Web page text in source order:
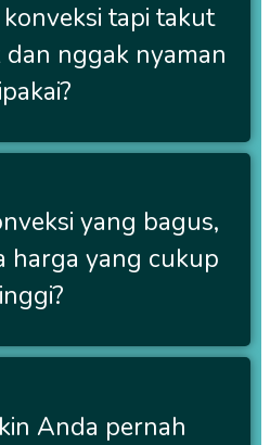
tapi takut
nggak nyaman
yang bagus,
harga yang cukup
Anda pernah